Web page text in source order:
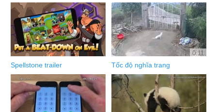
Spellstone trailer
0:11
Tốc độ nghĩa trang